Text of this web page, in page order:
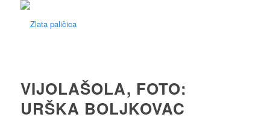
VIJOLAŠOLA, FOTO:
URŠKA BOLJKOVAC